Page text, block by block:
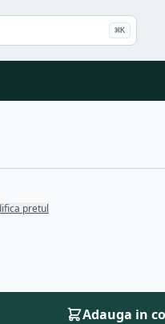
⌘K
pretul
Adauga in